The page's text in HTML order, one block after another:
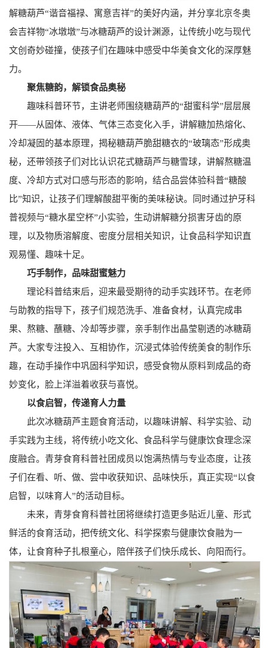
解糖葫芦“谐音福禄、寓意吉祥”的美好内涵，并分享北京冬奥
会吉祥物“冰墩墩”与冰糖葫芦的设计渊源，让传统小吃与现代
文创奇妙碰撞，使孩子们在趣味中感受中华美食文化的深厚魅
力。
聚焦糖韵，解锁食品奥秘
趣味科普环节，主讲老师围绕糖葫芦的“甜蜜科学”层层展
开——从固体、液体、气体三态变化入手，讲解糖加热熔化、
冷却凝固的基本原理，揭秘糖葫芦脆甜糖衣的“玻璃态”形成奥
秘，还带领孩子们对比认识花式糖葫芦与糖雪球，讲解熬糖温
度、冷却方式对口感与形态的影响，结合品尝体验科普“糖酸
比”知识，让孩子们理解酸甜平衡的美味秘诀。同时通过护牙科
普视频与“糖水星空杯”小实验，生动讲解糖分损害牙齿的原
理，以及物质溶解度、密度分层相关知识，让食品科学知识直
观易懂、趣味十足。
巧手制作，品味甜蜜魅力
理论科普结束后，迎来最受期待的动手实践环节。在老师
与助教的指导下，孩子们规范洗手、准备食材，认真完成串
果、熬糖、蘸糖、冷却等步骤，亲手制作出晶莹剔透的冰糖葫
芦。大家专注投入、互相协作，沉浸式体验传统美食的制作乐
趣，在动手操作中巩固科学知识，感受食物从原料到成品的奇
妙变化，脸上洋溢着收获与喜悦。
以食启智，传递育人力量
此次冰糖葫芦主题食育活动，以趣味讲解、科学实验、动
手实践为主线，将传统小吃文化、食品科学与健康饮食理念深
度融合。青芽食育科普社团成员以饱满热情与专业态度，让孩
子们在看、听、做、尝中收获知识、品味快乐，真正实现“以食
启智，以味育人”的活动目标。
未来，青芽食育科普社团将继续打造更多贴近儿童、形式
鲜活的食育活动，把传统文化、科学探索与健康饮食融为一
体，让食育种子扎根童心，陪伴孩子们快乐成长、向阳而行。